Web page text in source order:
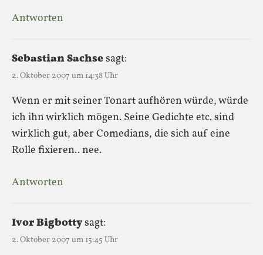
Antworten
Sebastian Sachsesagt:
2. Oktober 2007 um 14:38 Uhr
Wenn er mit seiner Tonart aufhören würde, würde
ich ihn wirklich mögen. Seine Gedichte etc. sind
wirklich gut, aber Comedians, die sich auf eine
Rolle fixieren.. nee.
Antworten
Ivor Bigbottysagt:
2. Oktober 2007 um 15:45 Uhr